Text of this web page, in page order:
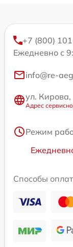
+7 (800)
Ежедневно с
info@re-
ул. Кирова,
Адрес
Режим
Способы